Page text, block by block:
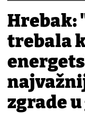
Hrebak:
trebala
zgrade